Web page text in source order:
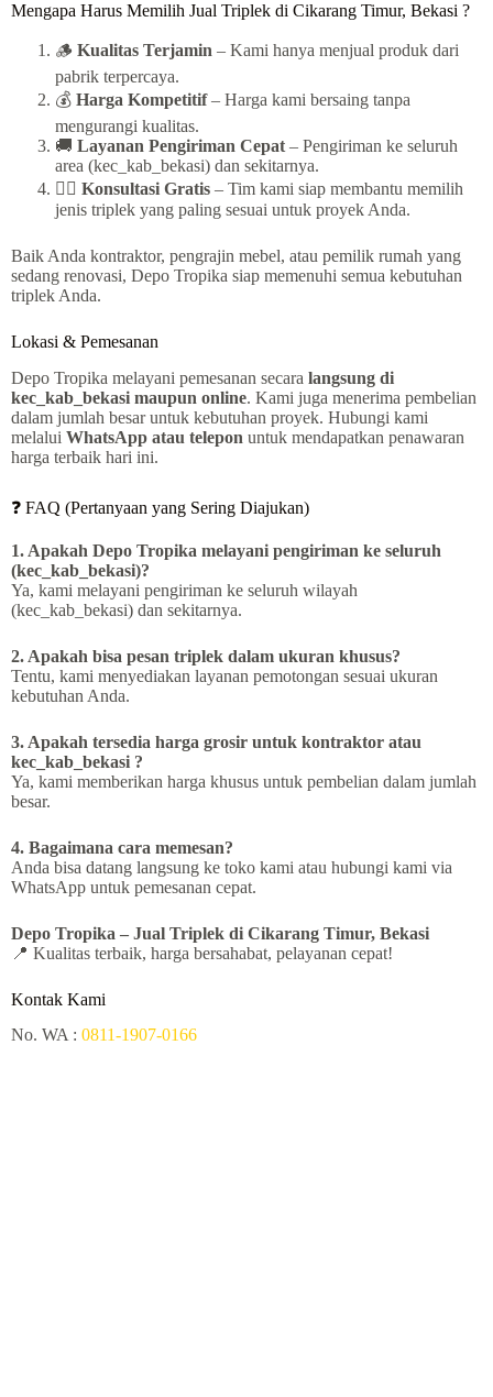
Mengapa Harus Memilih Jual Triplek di Cikarang Timur, Bekasi ?
🪵 Kualitas Terjamin – Kami hanya menjual produk dari
pabrik terpercaya.
💰 Harga Kompetitif– Harga kami bersaing tanpa
mengurangi kualitas.
🚚 Layanan Pengiriman Cepat – Pengiriman ke seluruh
area (kec_kab_bekasi) dan sekitarnya.
👷‍♂️ Konsultasi Gratis – Tim kami siap membantu memilih
jenis triplek yang paling sesuai untuk proyek Anda.
Baik Anda kontraktor, pengrajin mebel, atau pemilik rumah yang
sedang renovasi, Depo Tropika siap memenuhi semua kebutuhan
triplek Anda.
Lokasi & Pemesanan
Depo Tropika melayani pemesanan secara langsung di
kec_kab_bekasi maupun online. Kami juga menerima pembelian
dalam jumlah besar untuk kebutuhan proyek. Hubungi kami
melalui WhatsApp atau telepon untuk mendapatkan penawaran
harga terbaik hari ini.
❓ FAQ (Pertanyaan yang Sering Diajukan)
1. Apakah Depo Tropika melayani pengiriman ke seluruh
(kec_kab_bekasi)?
Ya, kami melayani pengiriman ke seluruh wilayah
(kec_kab_bekasi) dan sekitarnya.
2. Apakah bisa pesan triplek dalam ukuran khusus?
Tentu, kami menyediakan layanan pemotongan sesuai ukuran
kebutuhan Anda.
3. Apakah tersedia harga grosir untuk kontraktor atau
kec_kab_bekasi ?
Ya, kami memberikan harga khusus untuk pembelian dalam jumlah
besar.
4. Bagaimana cara memesan?
Anda bisa datang langsung ke toko kami atau hubungi kami via
WhatsApp untuk pemesanan cepat.
Depo Tropika – Jual Triplek di Cikarang Timur, Bekasi
📍 Kualitas terbaik, harga bersahabat, pelayanan cepat!
Kontak Kami
No. WA : 0811-1907-0166